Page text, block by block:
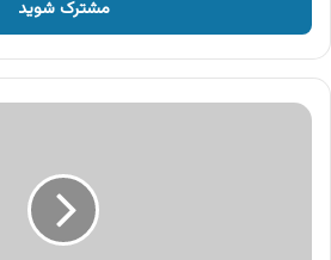
وارد
کنید
آگهی